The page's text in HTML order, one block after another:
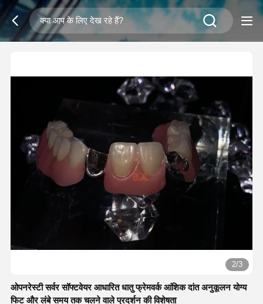
2/3
ओपनरेस्टी सर्वर सॉफ्टवेयर आधारित धातु फ्रेमवर्क आंशिक दांत अनुकूलन योग्य
फिट और लंबे समय तक चलने वाले प्रदर्शन की विशेषता